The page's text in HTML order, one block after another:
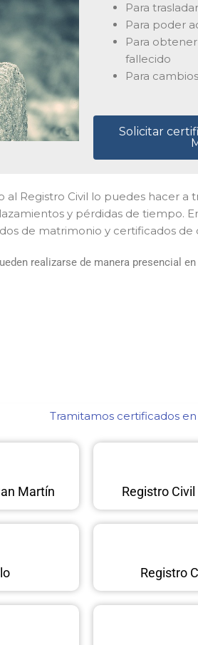
Para
Para poder
Para
fallecido
Para
Solicitar
al Registro Civil lo puedes hacer a
y pérdidas de tiempo.
de matrimonio y certificados de
realizarse de manera presencial
Tramitamos certificados
Martín Registro
Registro